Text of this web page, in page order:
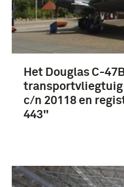
Het Douglas C-
transportvliegtuig
c/n 20118 en
443"